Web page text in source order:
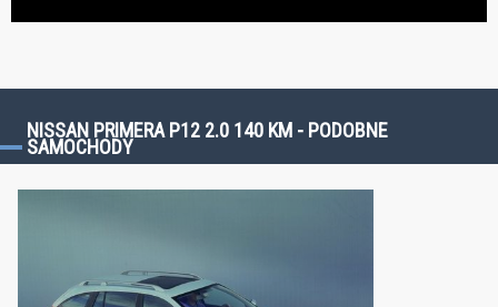
NISSAN PRIMERA P12 2.0 140 KM - PODOBNE
SAMOCHODY